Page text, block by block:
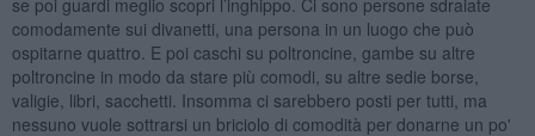
comodamente sui divanetti, una persona in un luogo che può
ospitarne quattro. E poi caschi su poltroncine, gambe su altre
poltroncine in modo da stare più comodi, su altre sedie borse,
valigie, libri, sacchetti. Insomma ci sarebbero posti per tutti, ma
nessuno vuole sottrarsi un briciolo di comodità per donarne un po'